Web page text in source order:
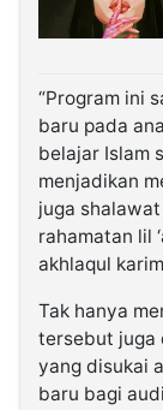
“Program ini
baru pada
belajar Islam
menjadikan
juga
rahamatan lil
akhlaqul
Tak hanya
tersebut juga
yang disukai
baru bagi